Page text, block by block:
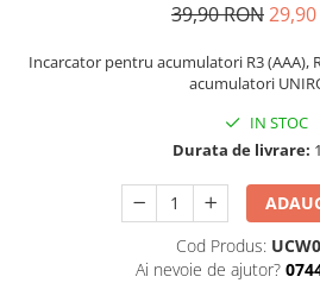
39,90 RON29,90
Incarcator pentru acumulatori R3 (AAA),
acumulatori
IN STOC
Durata de livrare:
Cod Produs:
Ai nevoie de ajutor?